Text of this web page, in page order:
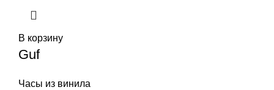
В корзину
Guf
Часы из винила